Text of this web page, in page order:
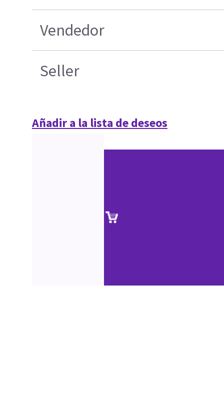
Vendedor
Seller
Añadir a la lista de deseos